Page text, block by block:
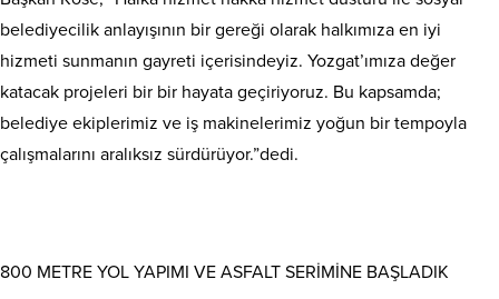
belediyecilik anlayışının bir gereği olarak halkımıza en iyi
hizmeti sunmanın gayreti içerisindeyiz. Yozgat’ımıza değer
katacak projeleri bir bir hayata geçiriyoruz. Bu kapsamda;
belediye ekiplerimiz ve iş makinelerimiz yoğun bir tempoyla
çalışmalarını aralıksız sürdürüyor.”dedi.
800 METRE YOL YAPIMI VE ASFALT SERİMİNE BAŞLADIK